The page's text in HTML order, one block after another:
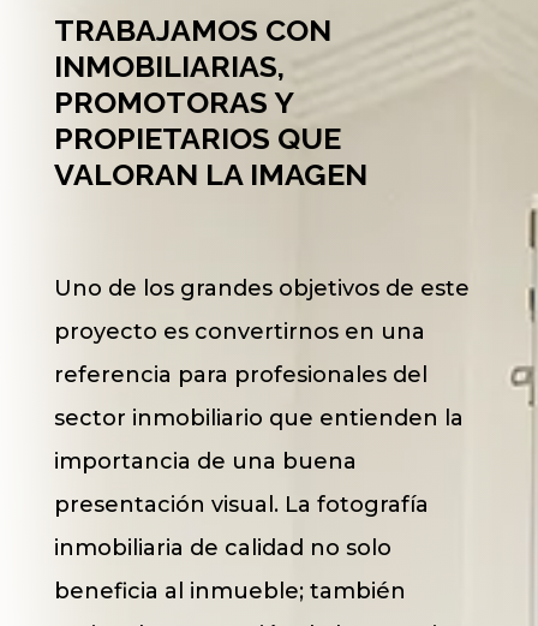
TRABAJAMOS CON
INMOBILIARIAS,
PROMOTORAS Y
PROPIETARIOS QUE
VALORAN LA IMAGEN
Uno de los grandes objetivos de este
proyecto es convertirnos en una
referencia para profesionales del
sector inmobiliario que entienden la
importancia de una buena
presentación visual. La fotografía
inmobiliaria de calidad no solo
beneficia al inmueble; también